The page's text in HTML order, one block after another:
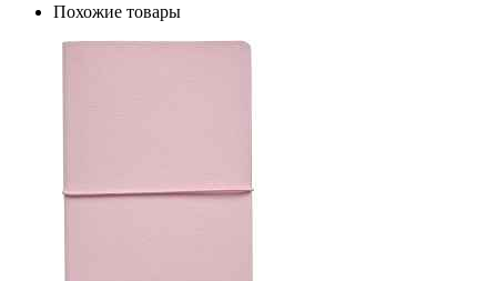
Похожие товары